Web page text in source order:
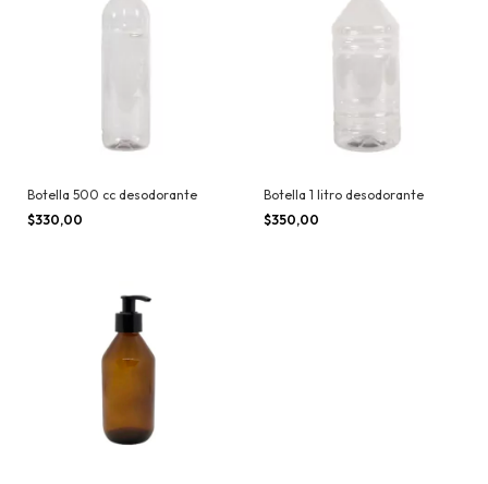
Botella 500 cc desodorante
$330,00
Botella 1 litro desodorante
$350,00